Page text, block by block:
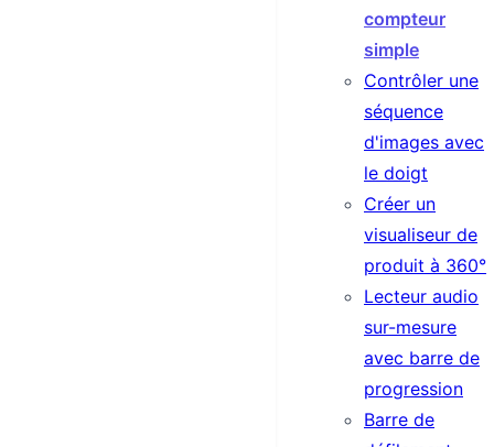
compteur
simple
Contrôler une
séquence
d'images avec
le doigt
Créer un
visualiseur de
produit à 360°
Lecteur audio
sur-mesure
avec barre de
progression
Barre de